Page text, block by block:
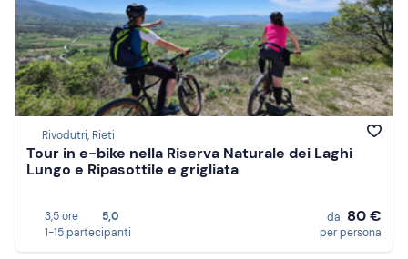
Rivodutri, Rieti
Tour in e-bike nella Riserva Naturale dei Laghi
Lungo e Ripasottile e grigliata
3,5 ore
5,0
1-15 partecipanti
da 80 €
per persona